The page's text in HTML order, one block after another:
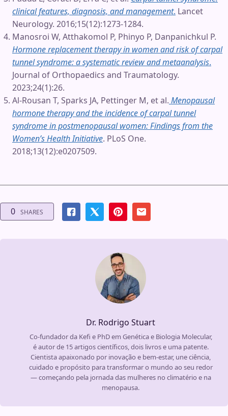
clinical features, diagnosis, and management. Lancet
Neurology. 2016;15(12):1273-1284.
Manosroi W, Atthakomol P, Phinyo P, Danpanichkul P.
Hormone replacement therapy in women and risk of carpal
tunnel syndrome: a systematic review and metaanalysis.
Journal of Orthopaedics and Traumatology.
2023;24(1):26.
Al-Rousan T, Sparks JA, Pettinger M, et al. Menopausal
hormone therapy and the incidence of carpal tunnel
syndrome in postmenopausal women: Findings from the
Women’s Health Initiative. PLoS One.
2018;13(12):e0207509.
0 SHARES
Dr. Rodrigo Stuart
Co-fundador da Kefi e PhD em Genética e Biologia Molecular,
é autor de 15 artigos científicos, dois livros e uma patente.
Cientista apaixonado por inovação e bem-estar, une ciência,
cuidado e propósito para transformar o mundo ao seu redor
— começando pela jornada das mulheres no climatério e na
menopausa.